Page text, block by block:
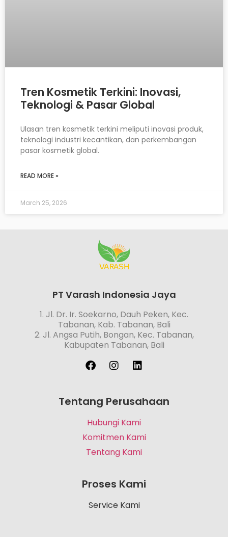
Tren Kosmetik Terkini: Inovasi,
Teknologi & Pasar Global
Ulasan tren kosmetik terkini meliputi inovasi produk,
teknologi industri kecantikan, dan perkembangan
pasar kosmetik global.
READ MORE »
March 25, 2026
PT Varash Indonesia Jaya
1. Jl. Dr. Ir. Soekarno, Dauh Peken, Kec.
Tabanan, Kab. Tabanan, Bali
2. Jl. Angsa Putih, Bongan, Kec. Tabanan,
Kabupaten Tabanan, Bali
Tentang Perusahaan
Hubungi Kami
Komitmen Kami
Tentang Kami
Proses Kami
Service Kami